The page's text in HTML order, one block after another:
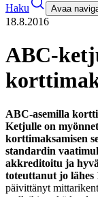
Haku Avaa
18.8.2016
ABC-
ABC-asemilla
Ketjulle on
korttimaksamisen
standardin
akkreditoitu ja
toteuttanut jo
päivittänyt